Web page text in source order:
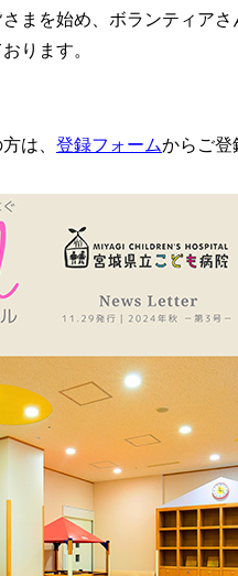
まを始め、ボランティア
ります。
は、 登録フォームからご登